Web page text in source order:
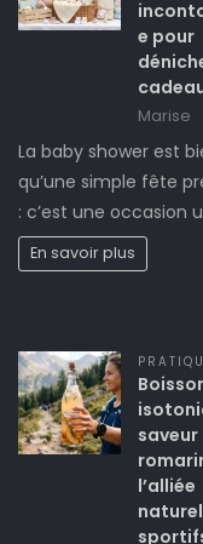
e pour
Marise
La baby shower est
qu’une simple fête
: c’est une occasion
En savoir plus
l’alliée